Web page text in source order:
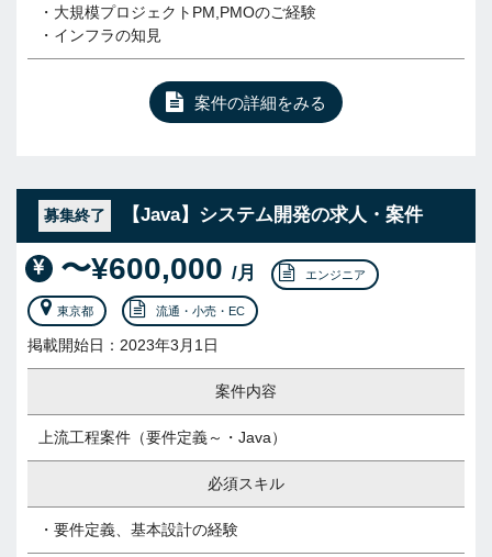
・大規模プロジェクトPM,PMOのご経験
・インフラの知見
案件の詳細をみる
募集終了 【Java】システム開発の求人・案件
〜¥600,000 /月 エンジニア
東京都 流通・小売・EC
掲載開始日：2023年3月1日
案件内容
上流工程案件（要件定義～・Java）
必須スキル
・要件定義、基本設計の経験